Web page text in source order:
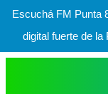
Escuchá FM Punta
digital fuerte de la